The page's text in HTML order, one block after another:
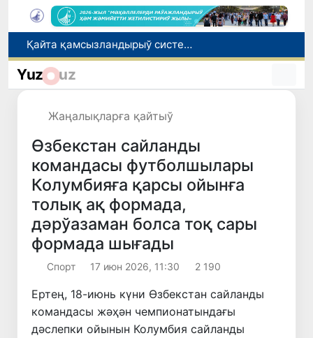
Ташкент аўыр атлетика бойынша Азия чемпионатына таярланбақта
Өзбекстанда Турақлы раўажланыў мақсетлери айлығы басланды
Yuz uz
Жаңалықларға қайтыў
Өзбекстан сайланды
командасы футболшылары
Колумбияға қарсы ойынға
толық ақ формада,
дәрўазаман болса тоқ сары
формада шығады
Спорт 17 июн 2026, 11:30 2 190
Ертең, 18-июнь күни Өзбекстан сайланды
командасы жәҳән чемпионатындағы
дәслепки ойынын Колумбия сайланды